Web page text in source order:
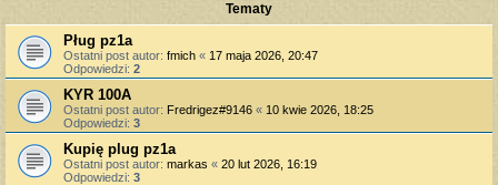
Tematy
Pług pz1a
Ostatni post autor: fmich « 17 maja 2026, 20:47
Odpowiedzi: 2
KYR 100A
Ostatni post autor: Fredrigez#9146 « 10 kwie 2026, 18:25
Odpowiedzi: 3
Kupię plug pz1a
Ostatni post autor: markas « 20 lut 2026, 16:19
Odpowiedzi: 3